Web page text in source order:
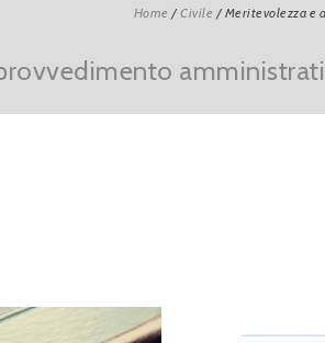
Home /Civile /Meritevolezza e